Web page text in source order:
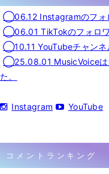
◯06.12 Instagramのフォ
◯06.01 TikTokのフォロワ
◯10.11 YouTubeチャンネ
◯25.08.01 MusicVoiceは
た。
Instagram YouTube
コメントランキング